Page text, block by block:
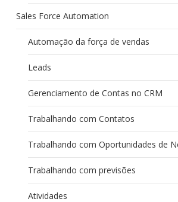
Sales Force Automation
Automação da força de vendas
Leads
Gerenciamento de Contas no CRM
Trabalhando com Contatos
Trabalhando com Oportunidades de
Trabalhando com previsões
Atividades